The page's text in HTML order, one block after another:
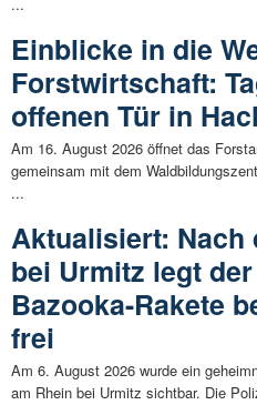
Einblicke in die
Forstwirtschaft:
offenen Tür in
Am 16. August 2026 öffnet das
gemeinsam mit dem
...
Aktualisiert: Nach
bei Urmitz legt
Bazooka-Rakete
frei
Am 6. August 2026 wurde ein
am Rhein bei Urmitz sichtbar. Die